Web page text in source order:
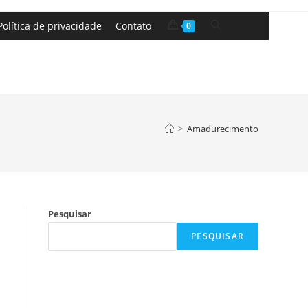
de privacidade Contato 0
> Amadurecimento
Pesquisar
PESQUISAR